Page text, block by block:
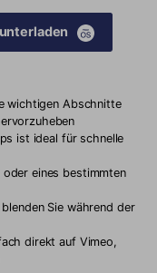
wichtigen Abschnitte
ist ideal für schnelle
eines bestimmten
Sie während der
direkt auf Vimeo,